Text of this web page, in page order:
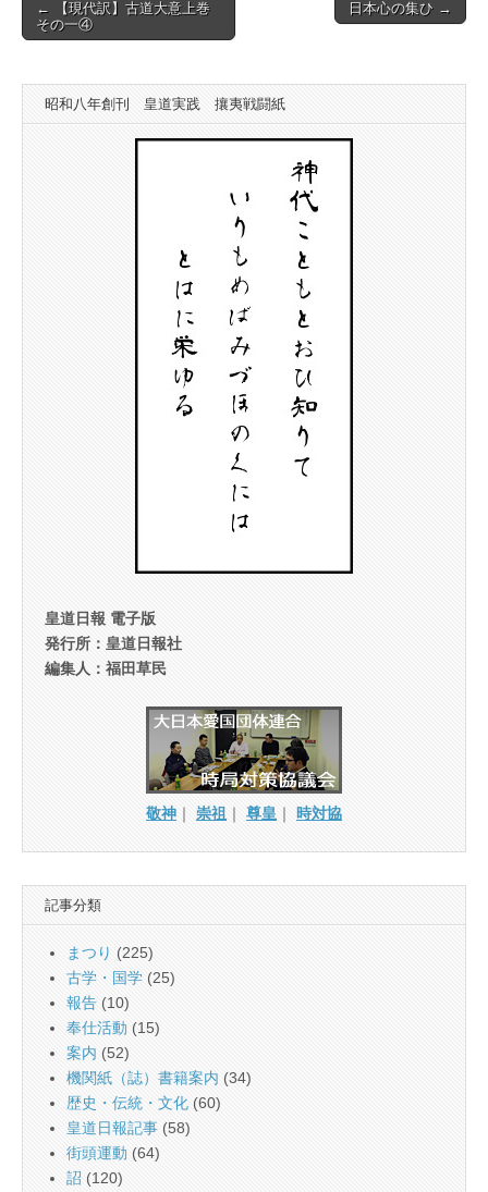
Post
navigation
← 【現代訳】古道大意上巻
その一④
日本心の集ひ →
昭和八年創刊 皇道実践 攘夷戦闘紙
皇道日報 電子版
発行所：皇道日報社
編集人：福田草民
敬神 ｜ 崇祖 ｜ 尊皇 ｜ 時対協
記事分類
まつり (225)
古学・国学 (25)
報告 (10)
奉仕活動 (15)
案内 (52)
機関紙（誌）書籍案内 (34)
歴史・伝統・文化 (60)
皇道日報記事 (58)
街頭運動 (64)
詔 (120)